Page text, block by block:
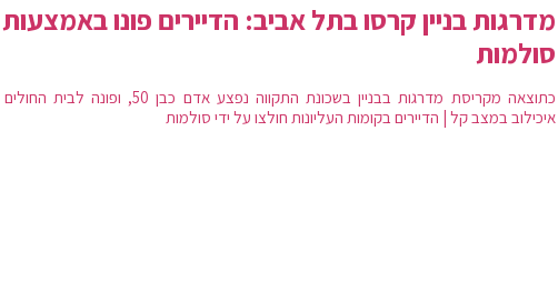
מדרגות בניין קרסו בתל אביב: הדיירים פונו באמצעות
סולמות
כתוצאה מקריסת מדרגות בבניין בשכונת התקווה נפצע אדם כבן 50, ופונה לבית החולים
איכילוב במצב קל | הדיירים בקומות העליונות חולצו על ידי סולמות